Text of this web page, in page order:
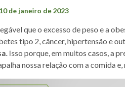
10 de janeiro de 2023
que o excesso de peso e a
tipo 2, câncer, hipertensão e
. Isso porque, em muitos casos, a
nossa relação com a comida